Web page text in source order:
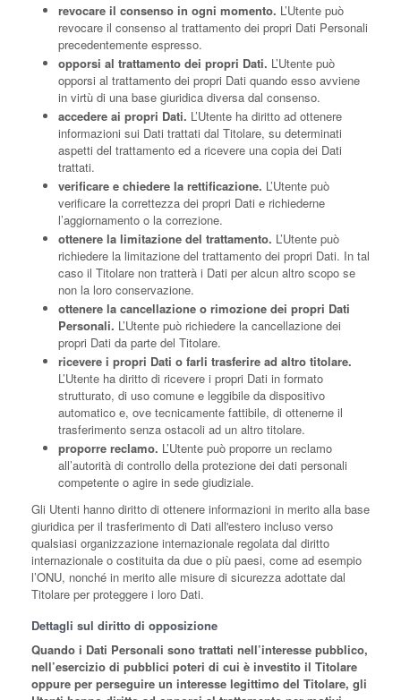
revocare il consenso in ogni momento. L’Utente può
revocare il consenso al trattamento dei propri Dati Personali
precedentemente espresso.
opporsi al trattamento dei propri Dati. L’Utente può
opporsi al trattamento dei propri Dati quando esso avviene
in virtù di una base giuridica diversa dal consenso.
accedere ai propri Dati. L’Utente ha diritto ad ottenere
informazioni sui Dati trattati dal Titolare, su determinati
aspetti del trattamento ed a ricevere una copia dei Dati
trattati.
verificare e chiedere la rettificazione. L’Utente può
verificare la correttezza dei propri Dati e richiederne
l’aggiornamento o la correzione.
ottenere la limitazione del trattamento. L’Utente può
richiedere la limitazione del trattamento dei propri Dati. In tal
caso il Titolare non tratterà i Dati per alcun altro scopo se
non la loro conservazione.
ottenere la cancellazione o rimozione dei propri Dati
Personali. L’Utente può richiedere la cancellazione dei
propri Dati da parte del Titolare.
ricevere i propri Dati o farli trasferire ad altro titolare.
L’Utente ha diritto di ricevere i propri Dati in formato
strutturato, di uso comune e leggibile da dispositivo
automatico e, ove tecnicamente fattibile, di ottenerne il
trasferimento senza ostacoli ad un altro titolare.
proporre reclamo. L’Utente può proporre un reclamo
all’autorità di controllo della protezione dei dati personali
competente o agire in sede giudiziale.
Gli Utenti hanno diritto di ottenere informazioni in merito alla base
giuridica per il trasferimento di Dati all'estero incluso verso
qualsiasi organizzazione internazionale regolata dal diritto
internazionale o costituita da due o più paesi, come ad esempio
l’ONU, nonché in merito alle misure di sicurezza adottate dal
Titolare per proteggere i loro Dati.
Dettagli sul diritto di opposizione
Quando i Dati Personali sono trattati nell’interesse pubblico,
nell’esercizio di pubblici poteri di cui è investito il Titolare
oppure per perseguire un interesse legittimo del Titolare, gli